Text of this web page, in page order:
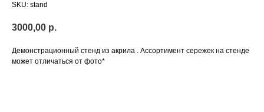
SKU: stand
3000,00 р.
Демонстрационный стенд из акрила . Ассортимент сережек на стенде
может отличаться от фото*